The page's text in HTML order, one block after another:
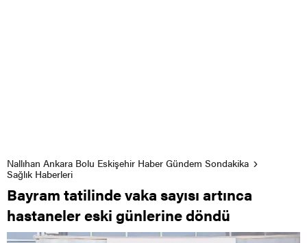
Nallıhan Ankara Bolu Eskişehir Haber Gündem Sondakika
Sağlık Haberleri
Bayram tatilinde vaka sayısı artınca
hastaneler eski günlerine döndü